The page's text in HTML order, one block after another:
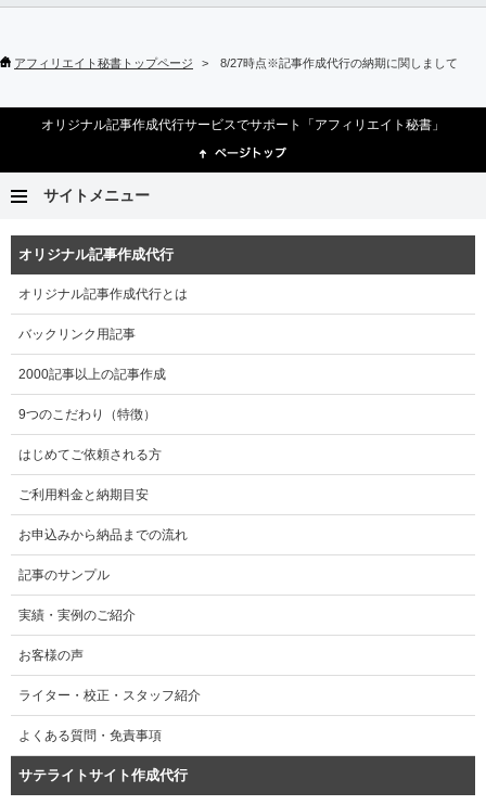
アフィリエイト秘書トップページ 8/27時点※記事作成代行の納期に関しまして
オリジナル記事作成代行サービスでサポート「アフィリエイト秘書」
サイトメニュー
オリジナル記事作成代行
オリジナル記事作成代行とは
バックリンク用記事
2000記事以上の記事作成
9つのこだわり（特徴）
はじめてご依頼される方
ご利用料金と納期目安
お申込みから納品までの流れ
記事のサンプル
実績・実例のご紹介
お客様の声
ライター・校正・スタッフ紹介
よくある質問・免責事項
サテライトサイト作成代行